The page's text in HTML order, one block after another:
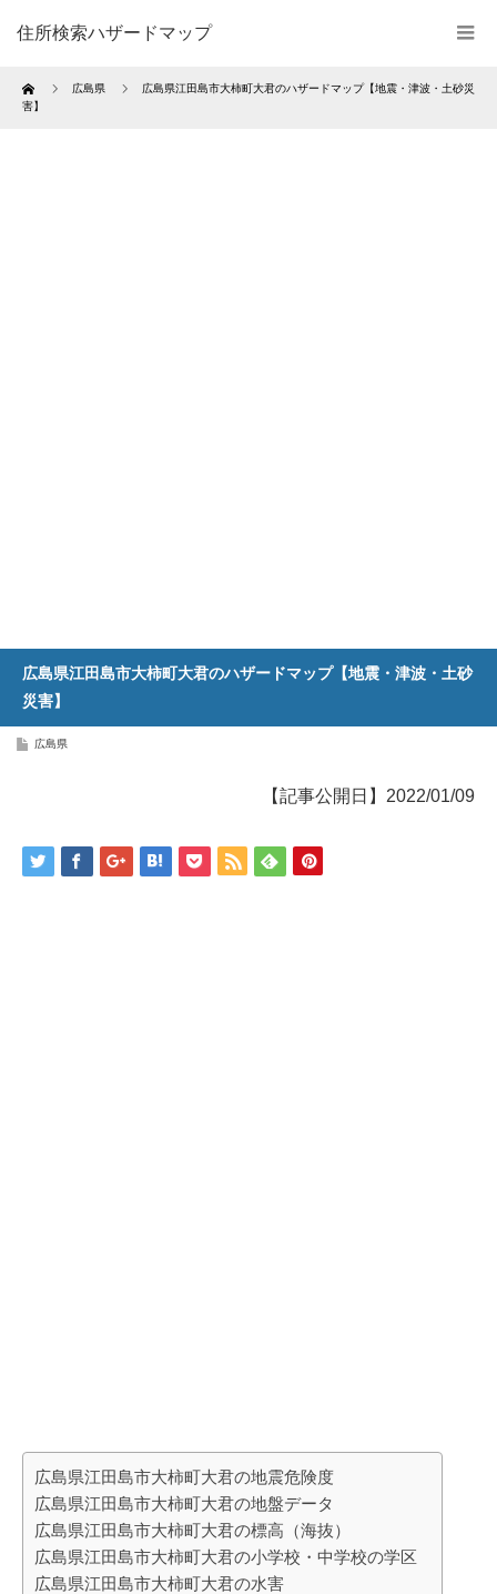
住所検索ハザードマップ
Home 広島県
広島県江田島市大柿町大君のハザードマップ【地震・津波・土砂災
害】
広島県江田島市大柿町大君のハザードマップ【地震・津波・土砂
災害】
広島県
【記事公開日】2022/01/09
広島県江田島市大柿町大君の地震危険度
広島県江田島市大柿町大君の地盤データ
広島県江田島市大柿町大君の標高（海抜）
広島県江田島市大柿町大君の小学校・中学校の学区
広島県江田島市大柿町大君の水害